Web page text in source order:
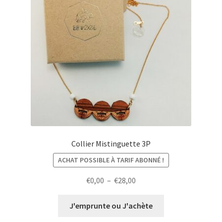
Collier Mistinguette 3P
ACHAT POSSIBLE À TARIF ABONNÉ !
€0,00 – €28,00
prix :
J'emprunte ou J'achète